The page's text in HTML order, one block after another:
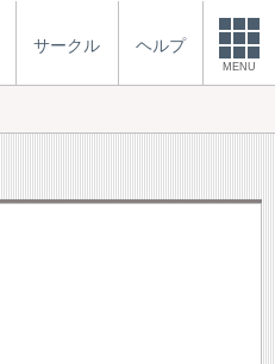
サークル ヘルプ
MENU